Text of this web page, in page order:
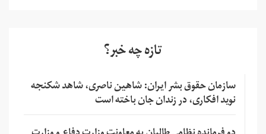
تازه چه خبر؟
سازمان حقوق بشر ایران: شاهین ناصری، شاهد شکنجه
نوید افکاری، در زندان جان باخته است